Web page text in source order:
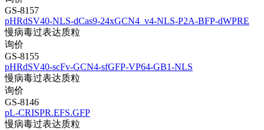
GS-8157
pHRdSV40-NLS-dCas9-24xGCN4_v4-NLS-P2A-BFP-dWPRE
慢病毒过表达质粒
询价
GS-8155
pHRdSV40-scFv-GCN4-sfGFP-VP64-GB1-NLS
慢病毒过表达质粒
询价
GS-8146
pL-CRISPR.EFS.GFP
慢病毒过表达质粒